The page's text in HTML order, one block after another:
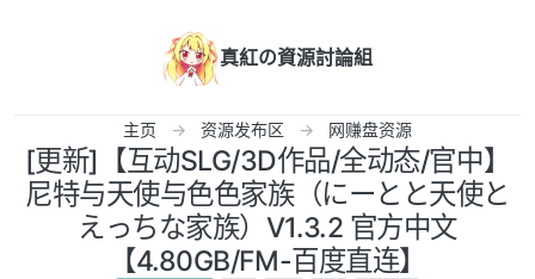
真紅の資源討論組
主页 资源发布区 网赚盘资源
[更新]【互动SLG/3D作品/全动态/官中】
尼特与天使与色色家族（にーとと天使と
えっちな家族）V1.3.2 官方中文
【4.80GB/FM-百度直连】